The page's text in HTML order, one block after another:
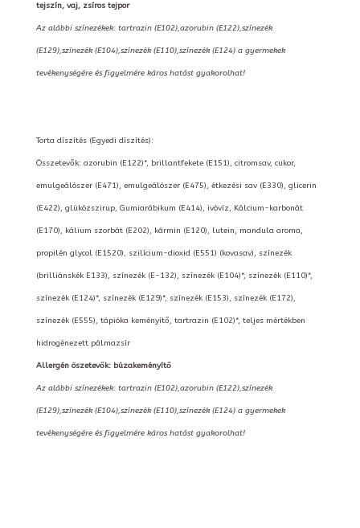
tejszín, vaj, zsíros tejpor
Az alábbi színezékek: tartrazin (E102),azorubin (E122),színezék
(E129),színezék (E104),színezék (E110),színezék (E124) a gyermekek
tevékenységére és figyelmére káros hatást gyakorolhat!
Torta díszítés (Egyedi díszítés):
Összetevők: azorubin (E122)*, brillantfekete (E151), citromsav, cukor,
emulgeálószer (E471), emulgeálószer (E475), étkezési sav (E330), glicerin
(E422), glükózszirup, Gumiarábikum (E414), ivóvíz, Kálcium-karbonát
(E170), kálium szorbát (E202), kármin (E120), lutein, mandula aroma,
propilén glycol (E1520), szilícium-dioxid (E551) (kovasav), színezék
(brilliánskék E133), színezék (E-132), színezék (E104)*, színezék (E110)*,
színezék (E124)*, színezék (E129)*, színezék (E153), színezék (E172),
színezék (E555), tápióka keményítő, tartrazin (E102)*, teljes mértékben
hidrogénezett pálmazsír
Allergén öszetevők: búzakeményítő
Az alábbi színezékek: tartrazin (E102),azorubin (E122),színezék
(E129),színezék (E104),színezék (E110),színezék (E124) a gyermekek
tevékenységére és figyelmére káros hatást gyakorolhat!